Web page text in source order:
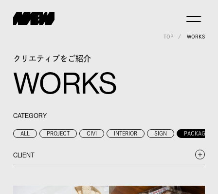
TOP WORKS
クリエティブをご紹介
WORKS
CATEGORY
ALL PROJECT CIVI INTERIOR SIGN PACKAGE
CLIENT